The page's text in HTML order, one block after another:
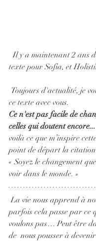
  Il y a maintenant 2 ans déjà, j'ai écris ce
texte pour Sofia, et
ce texte avec vous.
Ce n'est pas facile de
celles qui doutent encore...
voilà ce que m’inspire
point de départ la
« Soyez le changement
voir dans le monde. »
La vie nous apprend à nous connaître et
parfois cela passe par ce
voulons pas… Peut être
de  nous pousser à